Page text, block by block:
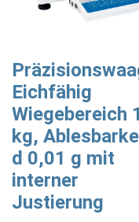
Eichfähig
Wiegebereich
kg,
d 0,01 g mit
interner
Justierung